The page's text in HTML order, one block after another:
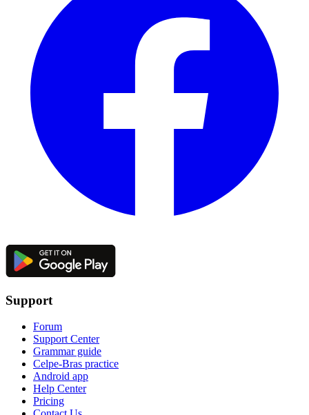
Support
Forum
Support Center
Grammar guide
Celpe-Bras practice
Android app
Help Center
Pricing